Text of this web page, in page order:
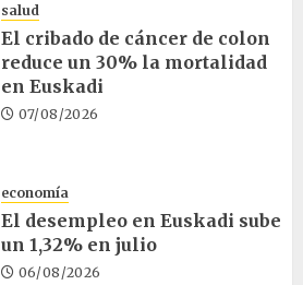
salud
El cribado de cáncer de colon
reduce un 30% la mortalidad
en Euskadi
07/08/2026
economía
El desempleo en Euskadi sube
un 1,32% en julio
06/08/2026